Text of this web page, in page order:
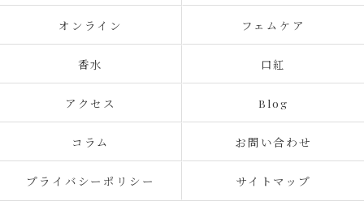
オンライン フェムケア
香水 口紅
アクセス Blog
コラム お問い合わせ
プライバシーポリシー サイトマップ